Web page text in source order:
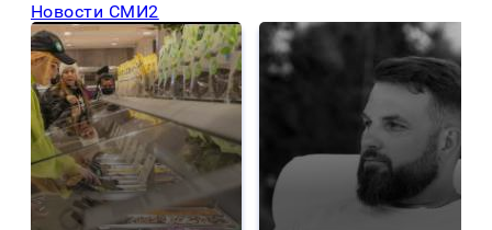
Новости СМИ2